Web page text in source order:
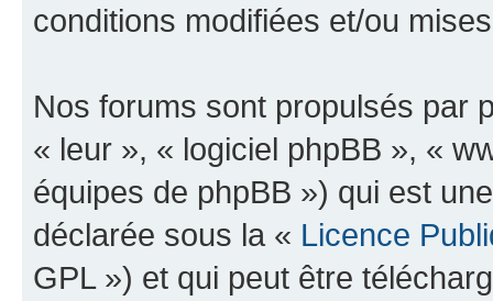
conditions modifiées et/ou
Nos forums sont propulsés par
« leur », « logiciel phpBB », «
équipes de phpBB ») qui est
déclarée sous la « Licence
GPL ») et qui peut être